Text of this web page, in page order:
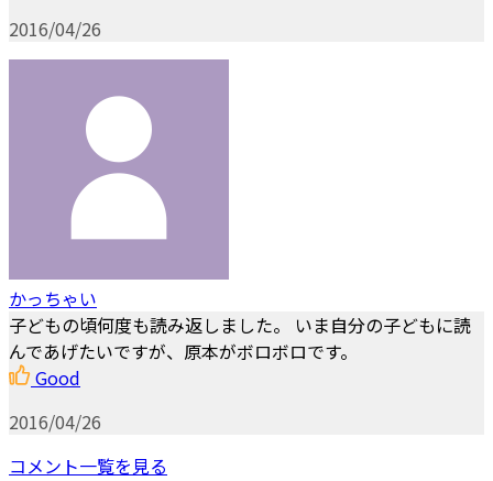
2016/04/26
かっちゃい
子どもの頃何度も読み返しました。 いま自分の子どもに読
んであげたいですが、原本がボロボロです。
Good
2016/04/26
コメント一覧を見る